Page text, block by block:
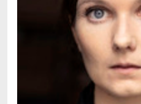
Abgarjan, Narine
Abrahams, Peter (f. 1919)
Abrahams, Peter (f. 1947)
Abrahamson, Emmy